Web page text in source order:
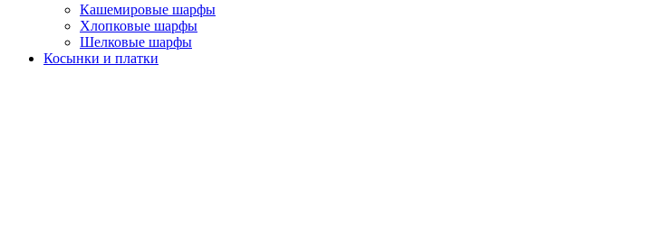
Кашемировые шарфы
Хлопковые шарфы
Шелковые шарфы
Косынки и платки